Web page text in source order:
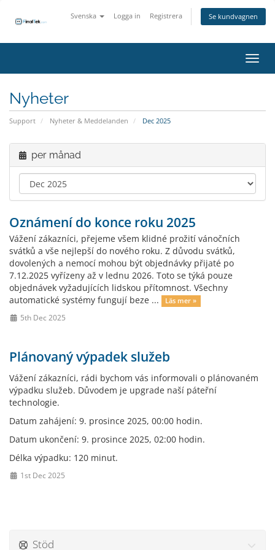
Svenska Logga in Registrera Se kundvagnen
Nyheter
Support Nyheter & Meddelanden Dec 2025
per månad
Oznámení do konce roku 2025
Vážení zákazníci, přejeme všem klidné prožití vánočních
svátků a vše nejlepší do nového roku. Z důvodu svátků,
dovolených a nemocí mohou být objednávky přijaté po
7.12.2025 vyřízeny až v lednu 2026. Toto se týká pouze
objednávek vyžadujících lidskou přítomnost. Všechny
automatické systémy fungují beze ...
Läs mer »
5th Dec 2025
Plánovaný výpadek služeb
Vážení zákazníci, rádi bychom vás informovali o plánovaném
výpadku služeb. Důvodem je upgrade naší páteřní
technologie.
Datum zahájení: 9. prosince 2025, 00:00 hodin.
Datum ukončení: 9. prosince 2025, 02:00 hodin.
Délka výpadku: 120 minut.
1st Dec 2025
Stöd